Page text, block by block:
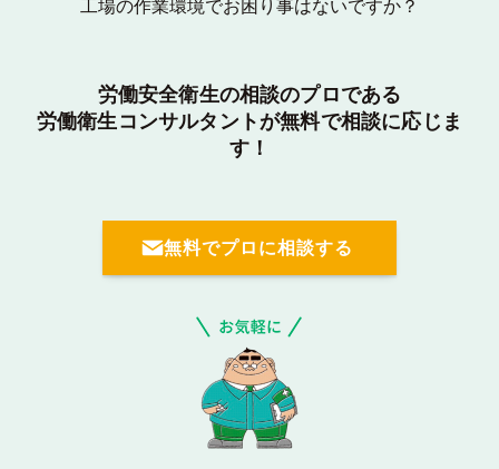
工場の作業環境でお困り事はないですか？
労働安全衛生の相談のプロである
労働衛生コンサルタントが無料で相談に応じま
す！
無料でプロに相談する